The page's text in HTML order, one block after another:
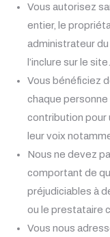
Vous autorisez
entier, le
administrateur
l’inclure sur le site.
Vous bénéficiez
chaque
contribution pour
leur voix
Nous ne devez
comportant de
préjudiciables à
ou le prestataire
Vous nous